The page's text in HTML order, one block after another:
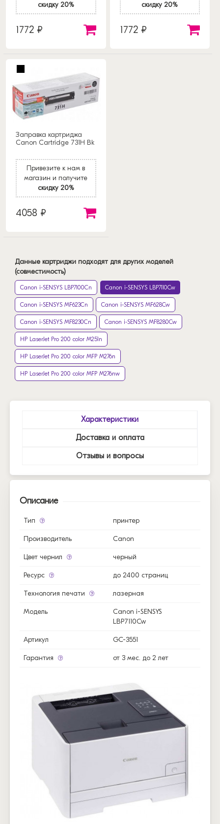
скидку 20%
1772 ₽
скидку 20%
1772 ₽
Заправка картриджа
Canon Cartridge 731H Bk
Привезите к нам в
магазин и получите
скидку 20%
4058 ₽
Данные картриджи подходят для других моделей
(совместимость)
Canon i-SENSYS LBP7100Cn Canon i-SENSYS LBP7110Cw
Canon i-SENSYS MF623Cn Canon i-SENSYS MF628Cw
Canon i-SENSYS MF8230Cn Canon i-SENSYS MF8280Cw
HP LaserJet Pro 200 color M251n
HP LaserJet Pro 200 color MFP M276n
HP LaserJet Pro 200 color MFP M276nw
Характеристики
Доставка и оплата
Отзывы и вопросы
Описание
Тип принтер
Производитель Canon
Цвет чернил черный
Ресурс до 2400 страниц
Технология печати лазерная
Модель
Canon i-SENSYS
LBP7110Cw
Артикул GC-3551
Гарантия от 3 мес. до 2 лет